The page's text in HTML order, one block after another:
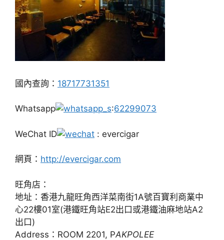
國內查詢： 18717731351
Whatsapp :62299073
WeChat ID : evercigar
網頁： http://evercigar.com
旺角店：
地址：香港九龍旺角西洋菜南街1A號百寶利商業中
心22樓01室(港鐵旺角站E2出口或港鐵油麻地站A2
出口)
Address：ROOM 2201, PAKPOLEE